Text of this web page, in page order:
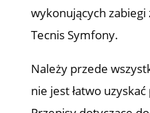
wykonujących
Tecnis Symfony.
Należy przede
nie jest łatwo